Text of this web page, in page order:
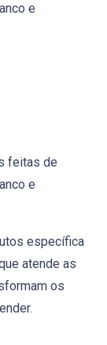
e
feitas de
e
específica
atende as
os